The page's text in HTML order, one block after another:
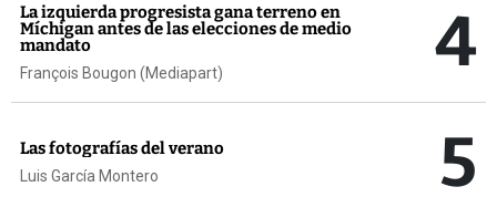
La izquierda progresista gana terreno en
Míchigan antes de las elecciones de medio
mandato
François Bougon (Mediapart) 4
Las fotografías del verano
Luis García Montero 5